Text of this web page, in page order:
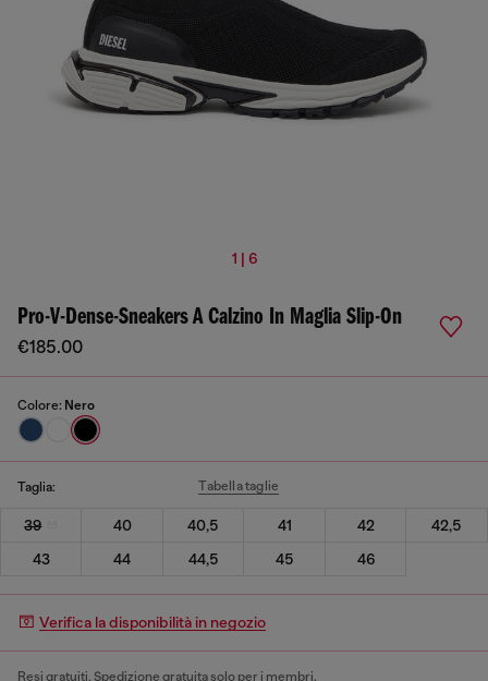
1 | 6
Pro-V-Dense-Sneakers A Calzino In Maglia Slip-On
€185.00
Colore: Nero
Taglia: Tabella taglie
39 40 40,5 41 42
42,5
43
44 44,5 45 46
Verifica la disponibilità in negozio
Resi gratuiti. Spedizione gratuita solo per i membri.